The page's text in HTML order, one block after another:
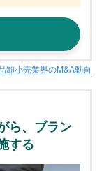
卸小売業界のM&A動向
ら、ブラン
する